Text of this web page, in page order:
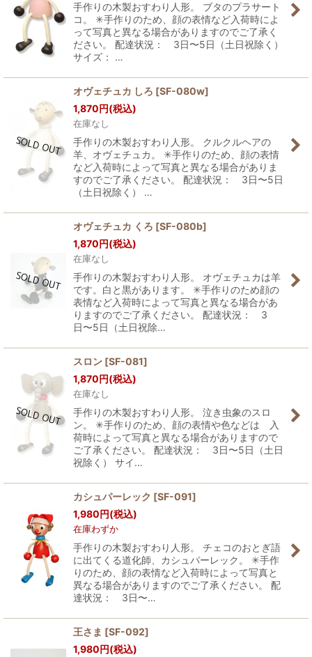
手作りの木製おすわり人形。 ブタのプラサート
コ。 ✳︎手作りのため、顔の表情など入荷時によ
って写真と異なる場合がありますのでご了承く
ださい。 配達状況： 3日〜5日（土日祝除く）
サイズ： …
オヴェチュカ しろ [SF-080w]
1,870円(税込)
在庫なし
手作りの木製おすわり人形。 クルクルヘアの
羊、オヴェチュカ。 ✳︎手作りのため、顔の表情
など入荷時によって写真と異なる場合がありま
すのでご了承ください。 配達状況： 3日〜5日
（土日祝除く） …
オヴェチュカ くろ [SF-080b]
1,870円(税込)
在庫なし
手作りの木製おすわり人形。 オヴェチュカは羊
です。白と黒があります。 ✳︎手作りのため顔の
表情など入荷時によって写真と異なる場合があ
りますのでご了承ください。 配達状況： 3
日〜5日（土日祝除…
スロン [SF-081]
1,870円(税込)
在庫なし
手作りの木製おすわり人形。 泣き虫象のスロ
ン。 ✳︎手作りのため、顔の表情や色などは 入
荷時によって写真と異なる場合がありますので
ご了承ください。 配達状況： 3日〜5日（土日
祝除く） サイ…
カシュパーレック [SF-091]
1,980円(税込)
在庫わずか
手作りの木製おすわり人形。 チェコのおとぎ語
に出てくる道化師、カシュパーレック。 ✳︎手作
りのため、顔の表情など入荷時によって写真と
異なる場合がありますのでご了承ください。 配
達状況： 3日〜…
王さま [SF-092]
1,980円(税込)